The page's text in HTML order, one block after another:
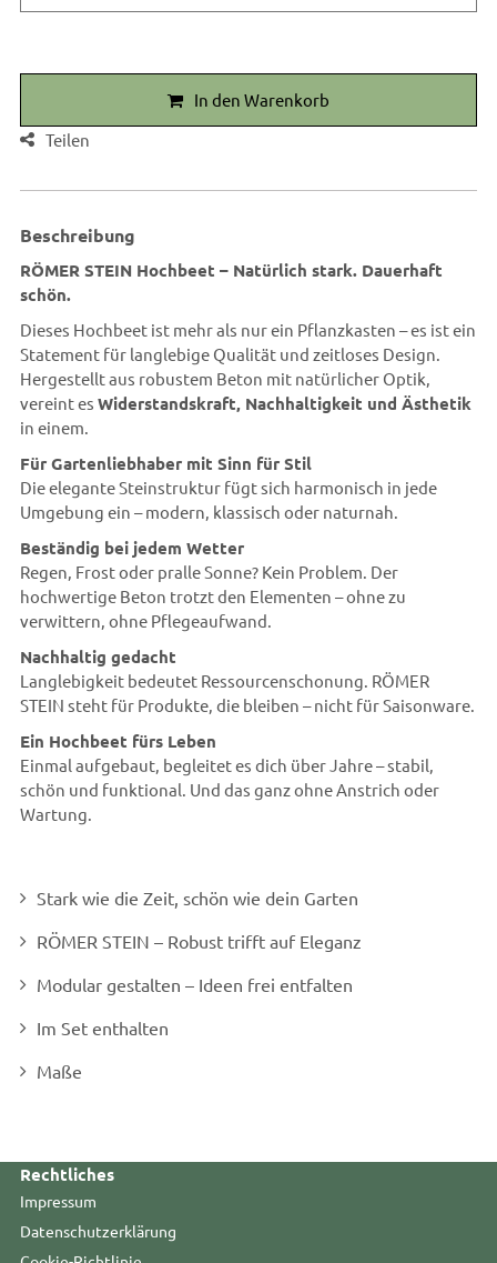
In den Warenkorb
Teilen
Beschreibung
RÖMER STEIN Hochbeet – Natürlich stark. Dauerhaft
schön.
Dieses Hochbeet ist mehr als nur ein Pflanzkasten – es ist ein
Statement für langlebige Qualität und zeitloses Design.
Hergestellt aus robustem Beton mit natürlicher Optik,
vereint esWiderstandskraft, Nachhaltigkeit und Ästhetik
in einem.
Für Gartenliebhaber mit Sinn für Stil
Die elegante Steinstruktur fügt sich harmonisch in jede
Umgebung ein – modern, klassisch oder naturnah.
Beständig bei jedem Wetter
Regen, Frost oder pralle Sonne? Kein Problem. Der
hochwertige Beton trotzt den Elementen – ohne zu
verwittern, ohne Pflegeaufwand.
Nachhaltig gedacht
Langlebigkeit bedeutet Ressourcenschonung. RÖMER
STEIN steht für Produkte, die bleiben – nicht für Saisonware.
Ein Hochbeet fürs Leben
Einmal aufgebaut, begleitet es dich über Jahre – stabil,
schön und funktional. Und das ganz ohne Anstrich oder
Wartung.
Stark wie die Zeit, schön wie dein Garten
RÖMER STEIN – Robust trifft auf Eleganz
Modular gestalten – Ideen frei entfalten
Im Set enthalten
Maße
Rechtliches
Impressum
Datenschutzerklärung